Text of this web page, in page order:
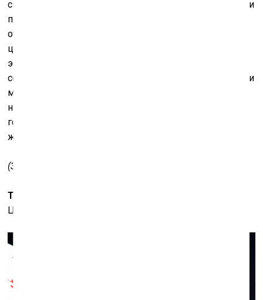
скорее
, большая выставка. Для неё отбирали
проекты, в которых феномен «Предсказания и
откровения» проявился в большей мере. «Лесной
царь» существует сам по себе, хотя там случился
элемент предугадывания имиджа: после трагических
событий в Беслане в интернете писали, что фотографии
мечущихся детей в белом напоминают образы этого
нашего проекта, – просто совпала картинка, и все
говорят «Опять угадали», но это чисто формально, от
желания находить внешние подобия.
(Звучит финал «Турандот».)
Т.А.:
Царя храни».